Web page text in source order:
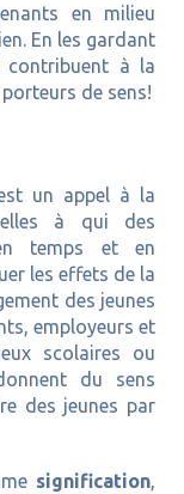
en milieu
En les gardant
contribuent à la
de sens!
un appel à la
à qui des
en temps et en
les effets de la
des jeunes
employeurs et
scolaires ou
du sens
des jeunes par
signification,